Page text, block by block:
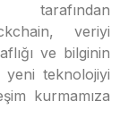
veriyi
ve bilginin
yeni teknolojiyi
kurmamıza